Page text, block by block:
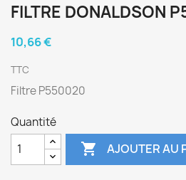
FILTRE DONALDSON
10,66 €
TTC
Filtre P550020
Quantité
 AJOUTER AU